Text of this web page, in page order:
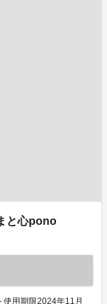
と心pono
用期限2024年11月